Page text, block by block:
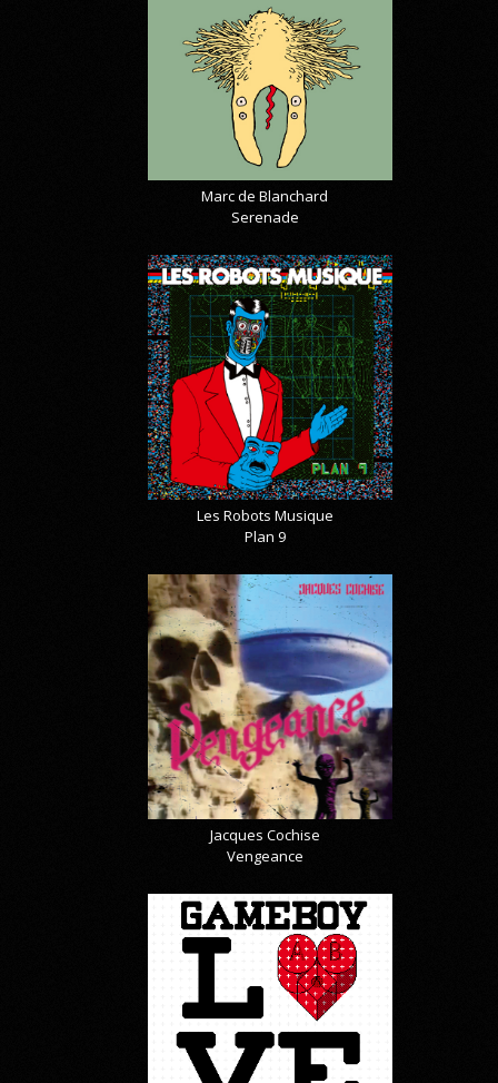
Marc de Blanchard
Serenade
Les Robots Musique
Plan 9
Jacques Cochise
Vengeance